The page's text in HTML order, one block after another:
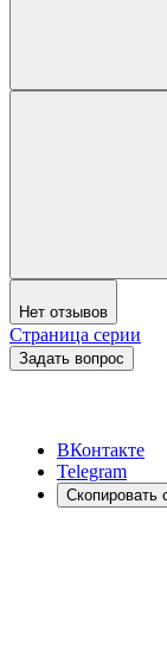
Нет отзывов
Страница серии
Задать вопрос
ВКонтакте
Telegram
Скопировать